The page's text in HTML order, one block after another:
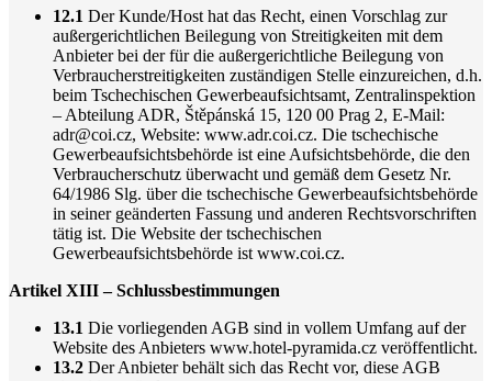
12.1 Der Kunde/Host hat das Recht, einen Vorschlag zur
außergerichtlichen Beilegung von Streitigkeiten mit dem
Anbieter bei der für die außergerichtliche Beilegung von
Verbraucherstreitigkeiten zuständigen Stelle einzureichen, d.h.
beim Tschechischen Gewerbeaufsichtsamt, Zentralinspektion
– Abteilung ADR, Štěpánská 15, 120 00 Prag 2, E-Mail:
adr@coi.cz, Website: www.adr.coi.cz. Die tschechische
Gewerbeaufsichtsbehörde ist eine Aufsichtsbehörde, die den
Verbraucherschutz überwacht und gemäß dem Gesetz Nr.
64/1986 Slg. über die tschechische Gewerbeaufsichtsbehörde
in seiner geänderten Fassung und anderen Rechtsvorschriften
tätig ist. Die Website der tschechischen
Gewerbeaufsichtsbehörde ist www.coi.cz.
Artikel XIII – Schlussbestimmungen
13.1 Die vorliegenden AGB sind in vollem Umfang auf der
Website des Anbieters www.hotel-pyramida.cz veröffentlicht.
13.2 Der Anbieter behält sich das Recht vor, diese AGB